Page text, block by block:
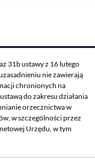
31b ustawy z 16 lutego
nie zawierają
chronionych na
do zakresu działania
orzecznictwa w
w szczególności przez
Urzędu, w tym